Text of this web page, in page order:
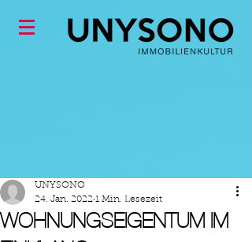
WOHNUNGSEIGENTUM IM
UNYSONO
24. Jan. 2022 1 Min. Lesezeit